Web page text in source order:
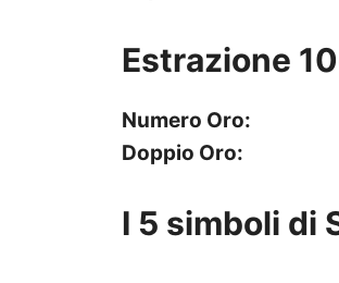
Estrazione
Numero Oro:
Doppio Oro:
I 5 simboli di